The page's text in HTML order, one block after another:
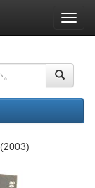
ナ
ビ
ー
ョ
ン
2003